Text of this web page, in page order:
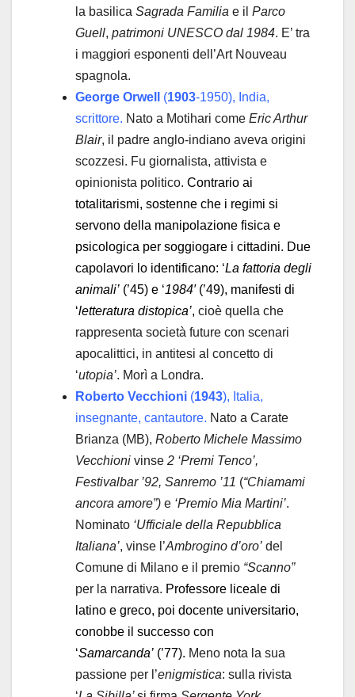
la basilica Sagrada Familia e il Parco
Guell, patrimoni UNESCO dal 1984. E’ tra
i maggiori esponenti dell’Art Nouveau
spagnola.
George Orwell
(1903-1950), India,
scrittore. Nato a Motihari come Eric Arthur
Blair, il padre anglo-indiano aveva origini
scozzesi. Fu giornalista, attivista e
opinionista politico. Contrario ai
totalitarismi, sostenne che i regimi si
servono della manipolazione fisica e
psicologica per soggiogare i cittadini. Due
capolavori lo identificano: ‘La fattoria degli
animali’ (’45) e ‘1984′ (’49), manifesti di
‘letteratura distopica’, cioè quella che
rappresenta società future con scenari
apocalittici, in antitesi al concetto di
‘utopia’. Morì a Londra.
Roberto Vecchioni (1943), Italia,
insegnante, cantautore. Nato a Carate
Brianza (MB), Roberto Michele Massimo
Vecchioni vinse 2 ‘Premi Tenco’,
Festivalbar ’92, Sanremo ’11 (“Chiamami
ancora amore”) e ‘Premio Mia Martini’.
Nominato ‘Ufficiale della Repubblica
Italiana’, vinse l’Ambrogino d’oro’ del
Comune di Milano e il premio “Scanno”
per la narrativa. Professore liceale di
latino e greco, poi docente universitario,
conobbe il successo con
‘Samarcanda’ (’77). Meno nota la sua
passione per l’enigmistica: sulla rivista